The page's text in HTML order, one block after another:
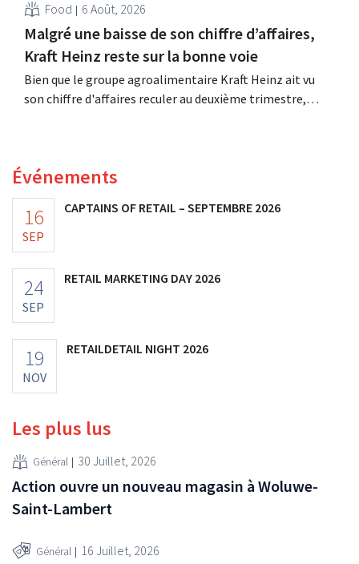
Food 6 Août, 2026
Malgré une baisse de son chiffre d’affaires,
Kraft Heinz reste sur la bonne voie
Bien que le groupe agroalimentaire Kraft Heinz ait vu
son chiffre d'affaires reculer au deuxième trimestre,
Événements
16
SEP
CAPTAINS OF RETAIL – SEPTEMBRE 2026
24
SEP
RETAIL MARKETING DAY 2026
19
NOV
RETAILDETAIL NIGHT 2026
Les plus lus
Général 30 Juillet, 2026
Action ouvre un nouveau magasin à Woluwe-
Saint-Lambert
Général 16 Juillet, 2026